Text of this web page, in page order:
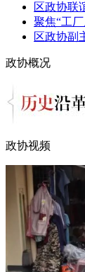
区政协联
聚焦“工
区政协副
政协概况
政协视频